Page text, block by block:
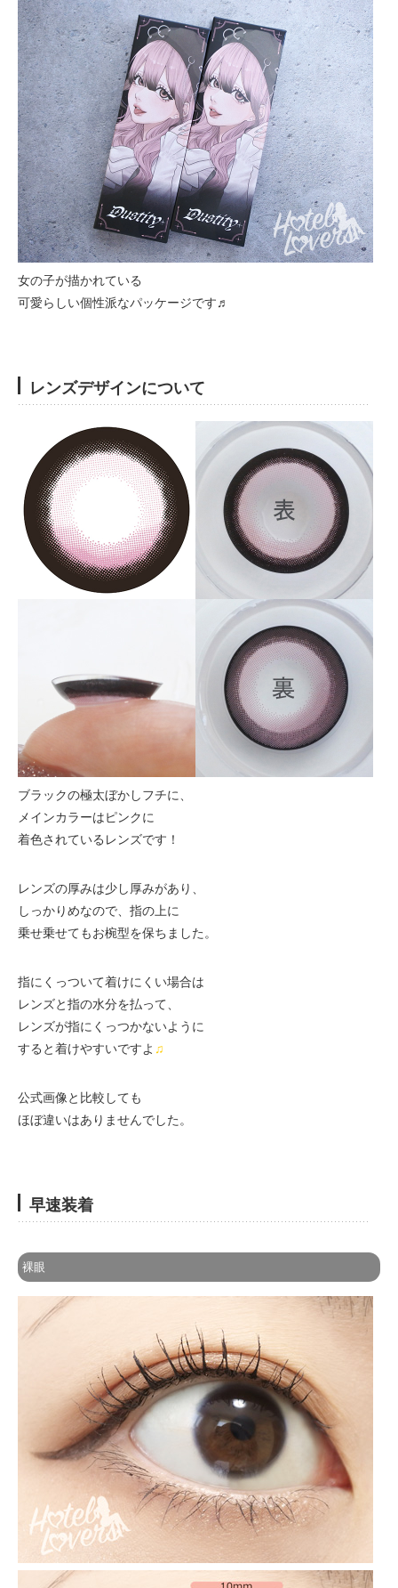
女の子が描かれている
可愛らしい個性派なパッケージです♬
レンズデザインについて
ブラックの極太ぼかしフチに、
メインカラーはピンクに
着色されているレンズです！
レンズの厚みは少し厚みがあり、
しっかりめなので、指の上に
乗せ乗せてもお椀型を保ちました。
指にくっついて着けにくい場合は
レンズと指の水分を払って、
レンズが指にくっつかないように
すると着けやすいですよ ♫
公式画像と比較しても
ほぼ違いはありませんでした。
早速装着
裸眼